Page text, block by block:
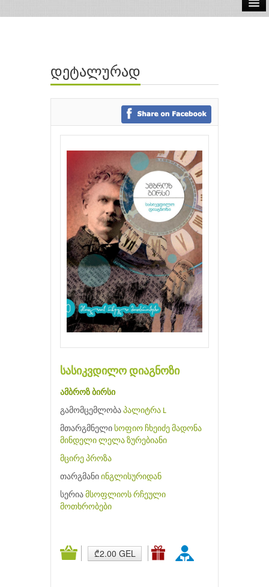
ავტორები
გამომცემლობები
დეტალურად
სასიკვდილო დიაგნოზი
ამბროზ ბირსი
გამომცემლობა პალიტრა L
მთარგმნელი სოფიო ჩხეიძე მადონა
მინდელი ლელა ზურებიანი
მცირე პროზა
თარგმანი ინგლისურიდან
სერია მსოფლიოს რჩეული
მოთხრობები
₾2.00 GEL